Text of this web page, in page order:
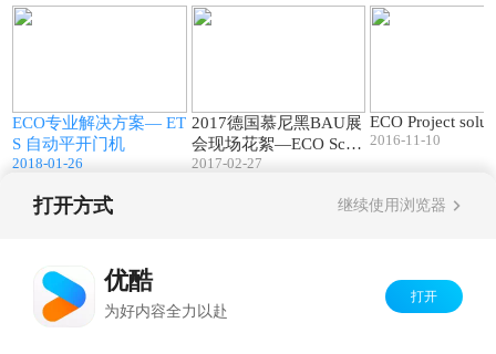
ECO专业解决方案— ET
S 自动平开门机
2018-01-26
2017德国慕尼黑BAU展
会现场花絮—ECO Schu
lte
2017-02-27
ECO Project
2016-11-10
打开方式 继续使用浏览器
优酷
为好内容全力以赴
打开